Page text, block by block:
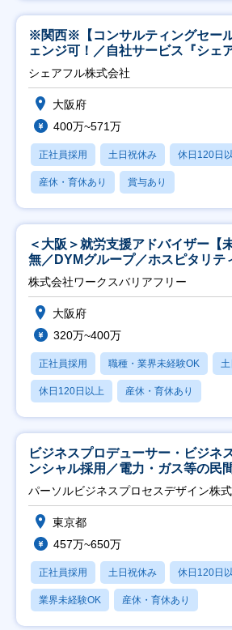
※関西※【コンサルティングセー
ェンジ可！／自社サービス『シェ
シェアフル株式会社
大阪府
400万~571万
正社員採用 土日祝休み 休日120日
産休・育休あり 賞与あり
＜大阪＞就労支援アドバイザー【
無／DYMグループ／ホスピタリテ
日祝】
株式会社ワークスバリアフリー
大阪府
320万~400万
正社員採用 職種・業界未経験OK
休日120日以上 産休・育休あり
ビジネスプロデューサー・ビジネ
ンシャル採用／電力・ガス等の民
ト推進】
パーソルビジネスプロセスデザイン株
東京都
457万~650万
正社員採用 土日祝休み 休日120日
業界未経験OK 産休・育休あり